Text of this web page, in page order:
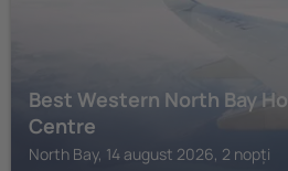
Best Western North Bay
Centre
North Bay, 14 august 2026, 2 nopți